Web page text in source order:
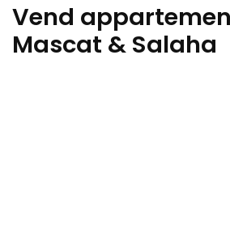
Vend
Mascat & Salaha